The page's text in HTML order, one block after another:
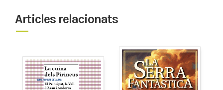
Articles relacionats